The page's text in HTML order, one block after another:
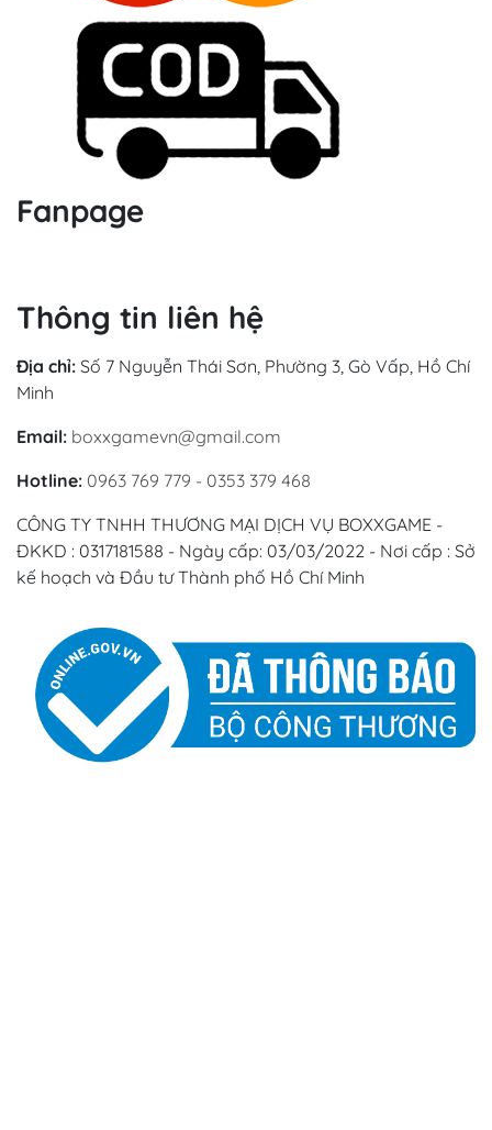
Fanpage
Thông tin liên hệ
Địa chỉ: Số 7 Nguyễn Thái Sơn, Phường 3, Gò Vấp, Hồ Chí
Minh
Email: boxxgamevn@gmail.com
Hotline: 0963 769 779 - 0353 379 468
CÔNG TY TNHH THƯƠNG MẠI DỊCH VỤ BOXXGAME -
ĐKKD : 0317181588 - Ngày cấp: 03/03/2022 - Nơi cấp : Sở
kế hoạch và Đầu tư Thành phố Hồ Chí Minh